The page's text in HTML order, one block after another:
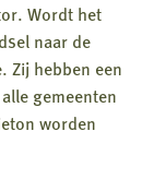
Wordt het
naar de
Zij hebben een
gemeenten
worden